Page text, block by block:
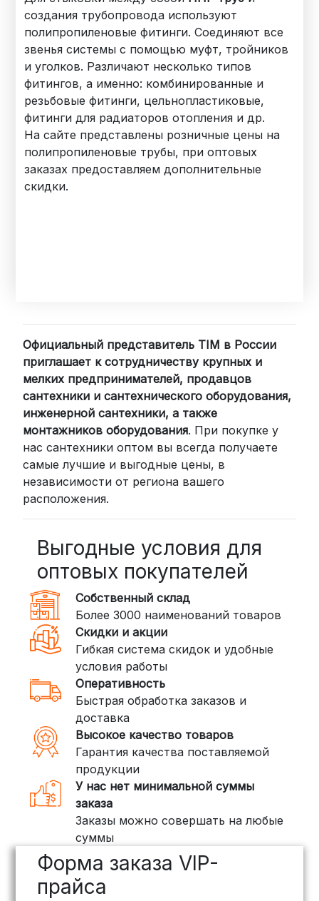
создания трубопровода используют
полипропиленовые фитинги. Соединяют все
звенья системы с помощью муфт, тройников
и уголков. Различают несколько типов
фитингов, а именно: комбинированные и
резьбовые фитинги, цельнопластиковые,
фитинги для радиаторов отопления и др.
На сайте представлены розничные цены на
полипропиленовые трубы, при оптовых
заказах предоставляем дополнительные
скидки.
Официальный представитель TIM в России
приглашает к сотрудничеству крупных и
мелких предпринимателей, продавцов
сантехники и сантехнического оборудования,
инженерной сантехники, а также
монтажников оборудования. При покупке у
нас сантехники оптом вы всегда получаете
самые лучшие и выгодные цены, в
независимости от региона вашего
расположения.
Выгодные условия для
оптовых покупателей
Собственный склад
Более 3000 наименований товаров
Скидки и акции
Гибкая система скидок и удобные
условия работы
Оперативность
Быстрая обработка заказов и
доставка
Высокое качество товаров
Гарантия качества поставляемой
продукции
У нас нет минимальной суммы
заказа
Заказы можно совершать на любые
суммы
Форма заказа VIP-
прайса